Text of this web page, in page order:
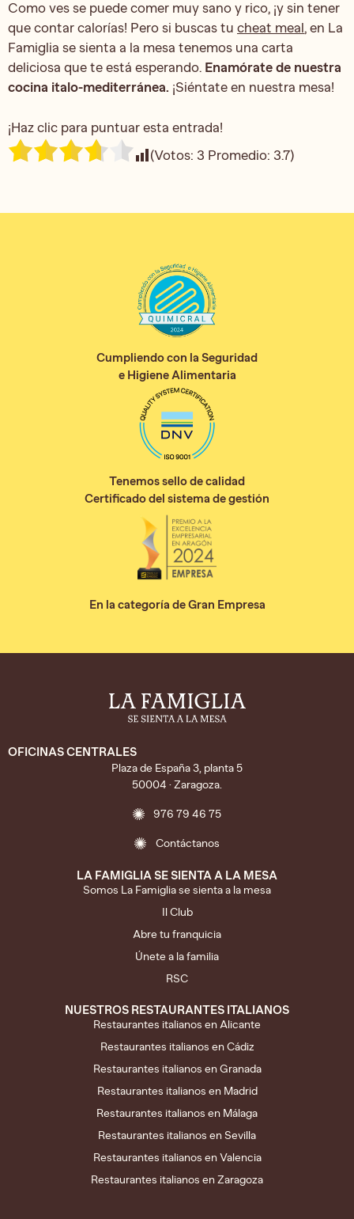
Como ves se puede comer muy sano y rico, ¡y sin tener
que contar calorías! Pero si buscas tu cheat meal, en La
Famiglia se sienta a la mesa tenemos una carta
deliciosa que te está esperando. Enamórate de nuestra
cocina italo-mediterránea. ¡Siéntate en nuestra mesa!
¡Haz clic para puntuar esta entrada!
(Votos: 3 Promedio: 3.7)
Cumpliendo con la Seguridad
e Higiene Alimentaria
Tenemos sello de calidad
Certificado del sistema de gestión
En la categoría de Gran Empresa
OFICINAS CENTRALES
Plaza de España 3, planta 5
50004 · Zaragoza.
976 79 46 75
Contáctanos
LA FAMIGLIA SE SIENTA A LA MESA
Somos La Famiglia se sienta a la mesa
Il Club
Abre tu franquicia
Únete a la familia
RSC
NUESTROS RESTAURANTES ITALIANOS
Restaurantes italianos en Alicante
Restaurantes italianos en Cádiz
Restaurantes italianos en Granada
Restaurantes italianos en Madrid
Restaurantes italianos en Málaga
Restaurantes italianos en Sevilla
Restaurantes italianos en Valencia
Restaurantes italianos en Zaragoza